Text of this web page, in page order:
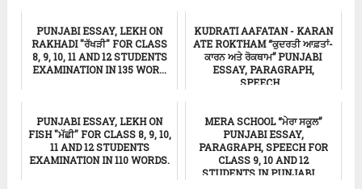
PUNJABI ESSAY, LEKH ON
RAKHADI "ਰੱਖੜੀ" FOR CLASS
8, 9, 10, 11 AND 12 STUDENTS
EXAMINATION IN 135 WOR...
KUDRATI AAFATAN - KARAN
ATE ROKTHAM “ਕੁਦਰਤੀ ਆਫ਼ਤਾਂ-
ਕਾਰਨ ਅਤੇ ਰੋਕਥਾਮ” PUNJABI
ESSAY, PARAGRAPH,
SPEECH...
PUNJABI ESSAY, LEKH ON
FISH "ਮੱਛੀ" FOR CLASS 8, 9, 10,
11 AND 12 STUDENTS
EXAMINATION IN 110 WORDS.
MERA SCHOOL “ਮੇਰਾ ਸਕੂਲ”
PUNJABI ESSAY,
PARAGRAPH, SPEECH FOR
CLASS 9, 10 AND 12
STUDENTS IN PUNJABI ...